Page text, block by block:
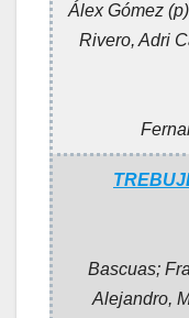
Álex Gómez
Rivero, Adri
Bascuas;
Alejandro,